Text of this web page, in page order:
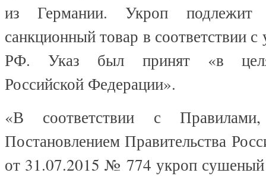
из Германии. Укроп подлежит
санкционный товар в соответствии с
РФ. Указ был принят «в
Российской Федерации».
«В соответствии с
Постановлением Правительства
от 31.07.2015 № 774 укроп сушеный